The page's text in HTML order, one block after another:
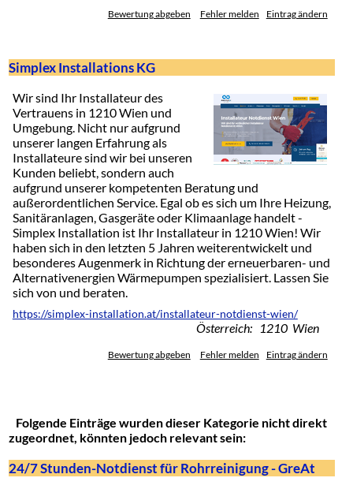
Bewertung abgeben Fehler melden Eintrag ändern
Simplex Installations KG
Wir sind Ihr Installateur des
Vertrauens in 1210 Wien und
Umgebung. Nicht nur aufgrund
unserer langen Erfahrung als
Installateure sind wir bei unseren
Kunden beliebt, sondern auch
aufgrund unserer kompetenten Beratung und
außerordentlichen Service. Egal ob es sich um Ihre Heizung,
Sanitäranlagen, Gasgeräte oder Klimaanlage handelt -
Simplex Installation ist Ihr Installateur in 1210 Wien! Wir
haben sich in den letzten 5 Jahren weiterentwickelt und
besonderes Augenmerk in Richtung der erneuerbaren- und
Alternativenergien Wärmepumpen spezialisiert. Lassen Sie
sich von und beraten.
https://simplex-installation.at/installateur-notdienst-wien/
Österreich: 1210 Wien
Bewertung abgeben Fehler melden Eintrag ändern
Folgende Einträge wurden dieser Kategorie nicht direkt
zugeordnet, könnten jedoch relevant sein:
24/7 Stunden-Notdienst für Rohrreinigung - GreAt